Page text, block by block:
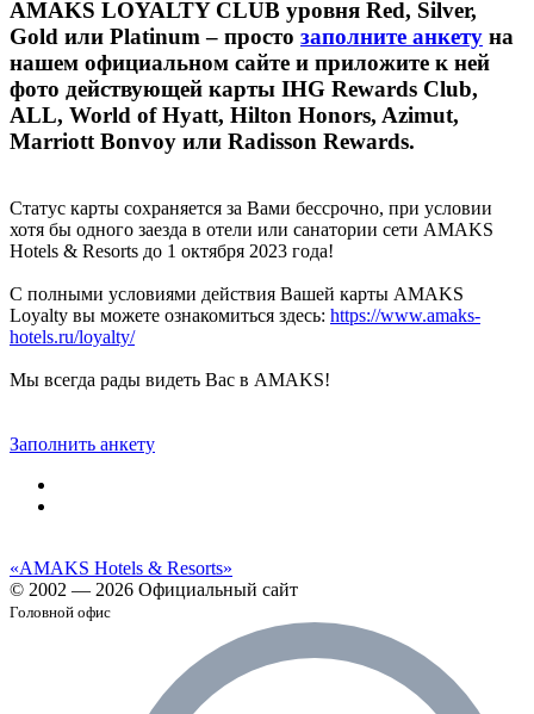
AMAKS LOYALTY CLUB уровня Red, Silver,
Gold или Platinum – просто заполните анкету на
нашем официальном сайте и приложите к ней
фото действующей карты IHG Rewards Club,
ALL, World of Hyatt, Hilton Honors, Azimut,
Marriott Bonvoy или Radisson Rewards.
Статус карты сохраняется за Вами бессрочно, при условии
хотя бы одного заезда в отели или санатории сети AMAKS
Hotels & Resorts до 1 октября 2023 года!
С полными условиями действия Вашей карты AMAKS
Loyalty вы можете ознакомиться здесь: https://www.amaks-
hotels.ru/loyalty/
Мы всегда рады видеть Вас в AMAKS!
Заполнить анкету
«AMAKS Hotels & Resorts»
© 2002 — 2026 Официальный сайт
Головной офис